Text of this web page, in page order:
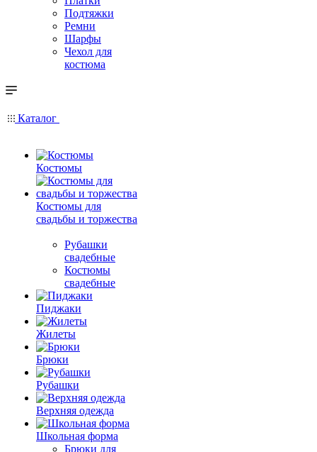
Подтяжки
Ремни
Шарфы
Чехол для
костюма
Каталог
Костюмы
Костюмы для
свадьбы и торжества
Рубашки
свадебные
Костюмы
свадебные
Пиджаки
Жилеты
Брюки
Рубашки
Верхняя одежда
Школьная форма
Брюки для